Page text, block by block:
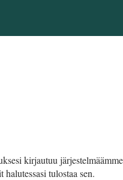
kirjautuu
tulostaa sen.